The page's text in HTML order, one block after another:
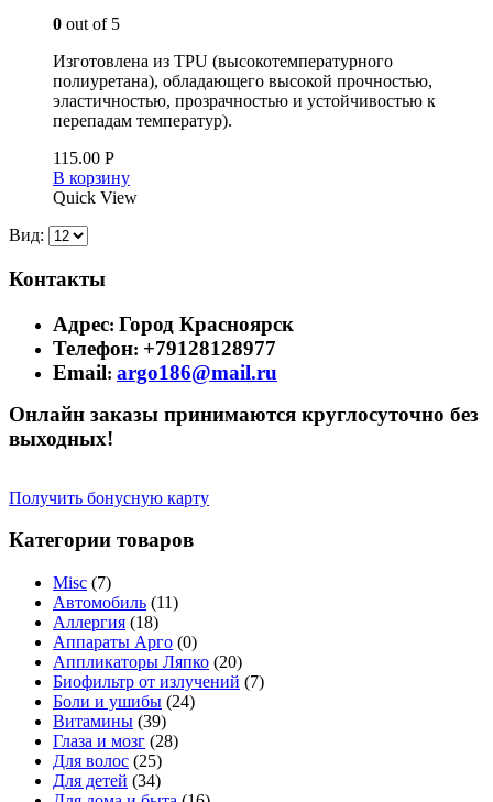
0 out of 5
Изготовлена из TPU (высокотемпературного
полиуретана), обладающего высокой прочностью,
эластичностью, прозрачностью и устойчивостью к
перепадам температур).
115.00 Р
В корзину
Quick View
Вид:
Контакты
Адрес: Город Красноярск
Телефон: +79128128977
Email: argo186@mail.ru
Онлайн заказы принимаются круглосуточно без
выходных!
Получить бонусную карту
Категории товаров
Misc (7)
Автомобиль (11)
Аллергия (18)
Аппараты Арго (0)
Аппликаторы Ляпко (20)
Биофильтр от излучений (7)
Боли и ушибы (24)
Витамины (39)
Глаза и мозг (28)
Для волос (25)
Для детей (34)